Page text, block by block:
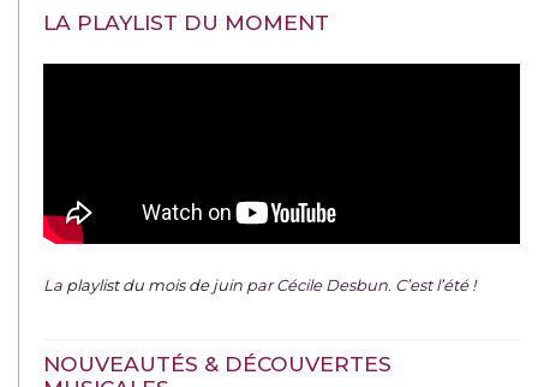
LA PLAYLIST DU MOMENT
La playlist du mois de juin par Cécile Desbun. C’est l’été !
NOUVEAUTÉS & DÉCOUVERTES